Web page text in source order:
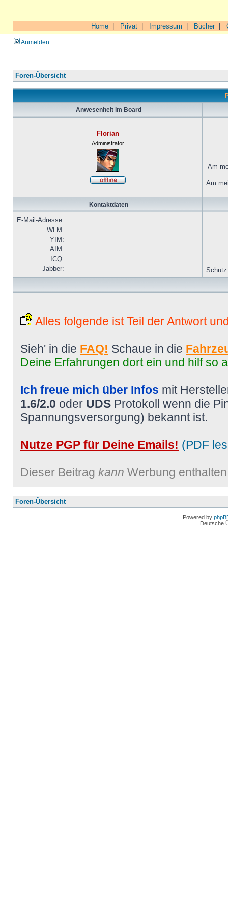
Home Privat Impressum Bücher|
Anmelden
Foren-Übersicht
Anwesenheit im Board
Florian
Administrator
Am
Am
Kontaktdaten
E-Mail-Adresse:
WLM:
YIM:
AIM:
ICQ:
Jabber:
Schutz
Alles folgende ist Teil der Antwort
Sieh' in die FAQ! Schaue in die
Deine Erfahrungen dort ein und hilf so
Ich freue mich über Infos mit
1.6/2.0 oder UDS Protokoll wenn die
Spannungsversorgung) bekannt ist.
Nutze PGP für Deine Emails! (PDF
Dieser Beitrag kann Werbung
Foren-Übersicht
Powered by
Deutsche